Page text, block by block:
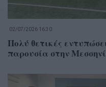
02/07/2026 16:30
Πολύ θετικές
παρουσία στην